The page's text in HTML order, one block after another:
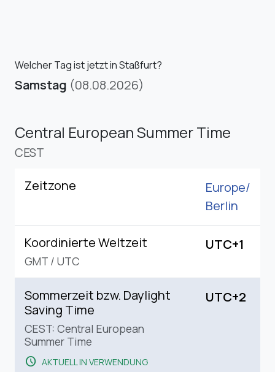
Welcher Tag ist jetzt in Staßfurt?
Samstag (08.08.2026)
Central European Summer Time
CEST
Zeitzone
Europe/
Berlin
Koordinierte Weltzeit
GMT / UTC
UTC+1
Sommerzeit bzw. Daylight
Saving Time
CEST: Central European
Summer Time
schedule AKTUELL IN VERWENDUNG
UTC+2